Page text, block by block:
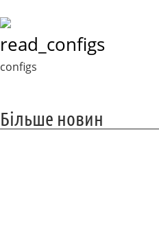
read_configs
configs
Більше новин